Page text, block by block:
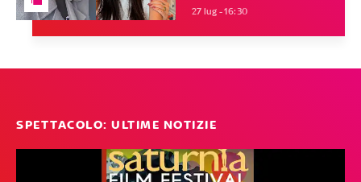
27 lug - 16:30
SPETTACOLO: ULTIME NOTIZIE